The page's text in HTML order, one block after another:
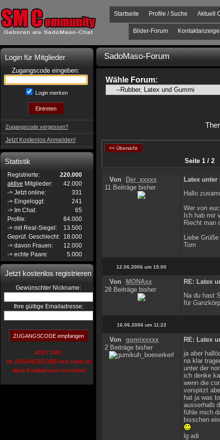
Aktuell
Profile / Suche
Startseite
Bilder-Forum
Login für Mitglieder
Zugangscode eingeben:
Login merken
Zugangscode vergessen?
Jetzt Kostenlos Anmelden!
Statistik
Registrierte:
220.000
aktive Mitglieder:
42.000
-> Jetzt online:
331
-> Eingeloggt:
241
-> Im Chat:
65
Profile:
84.000
-> mit Real-Siegel:
13.500
Geprüf. Geschlecht: 18.000
-> davon Frauen:
12.000
-> echte Paare:
5.000
Jetzt kostenlos registrieren
Gewünschter Nickname:
Ihre gültige Emailadresse:
ACHTUNG:
Ihr ZUGANGSCODE wird sofort an
diese Emailadresse verschickt
SadoMaso-Forum
Wähle Forum:
<< Übersicht
Seite 1 / 2
Von
Der_xxxxx
11 Beiträge bisher
Latex
Hallo
Wer von
Ich hab mir
Riecht man
Liebe Grüße
Tom
12.06.2006 um 15:00
Von
MONAxx
28 Beiträge bisher
RE: Latex
Na du hast
für
16.06.2006 um 11:22
Von
gumixxxxx
2 Beiträge bisher
RE: Latex
ja aber
na klar
unter der
ich denke
wenn die
vorspitzt
hat ja was
ausserhalb
fühle mich
bisschen
lg adi